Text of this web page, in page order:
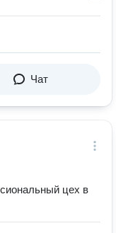
Чат
цех в